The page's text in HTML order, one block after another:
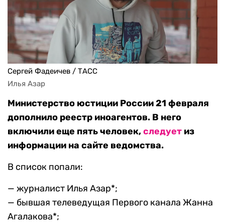
Сергей Фадеичев / ТАСС
Илья Азар
Министерство юстиции России 21 февраля
дополнило реестр иноагентов. В него
включили еще пять человек,следует из
информации на сайте ведомства.
В список попали:
— журналист Илья Азар*;
— бывшая телеведущая Первого канала Жанна
Агалакова*;